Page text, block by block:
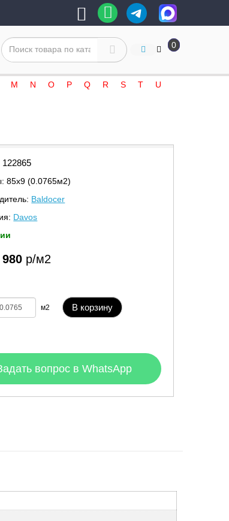
0
M N O P Q R S T
U
122865
85х9 (0.0765м2)
Baldocer
Davos
980 р/м2
м2 В корзину
вопрос в WhatsApp